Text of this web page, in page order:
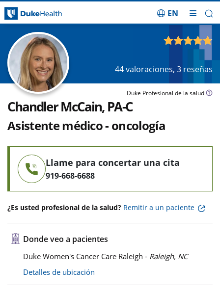
EN
44valoraciones, 3 reseñas
Duke Profesional de la salud
Chandler McCain, PA-C
Asistente médico - oncología
Llame para concertar una cita
919-668-6688
¿Es usted profesional de la salud? Remitir a un paciente
Donde veo a pacientes
Duke Women's Cancer Care Raleigh - Raleigh, NC
Detalles de ubicación